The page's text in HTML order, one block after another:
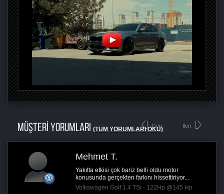
MÜŞTERİ YORUMLARI (TÜM YORUMLARI OKU)
Geri
Mehmet T.
Yakıtta etkisi çok bariz belli oldu motor
konusunda gerçekten farkını hissettiriyor...
Volkswagen Golf 1.4 TSi - 122Hp @145 Hp
İleri